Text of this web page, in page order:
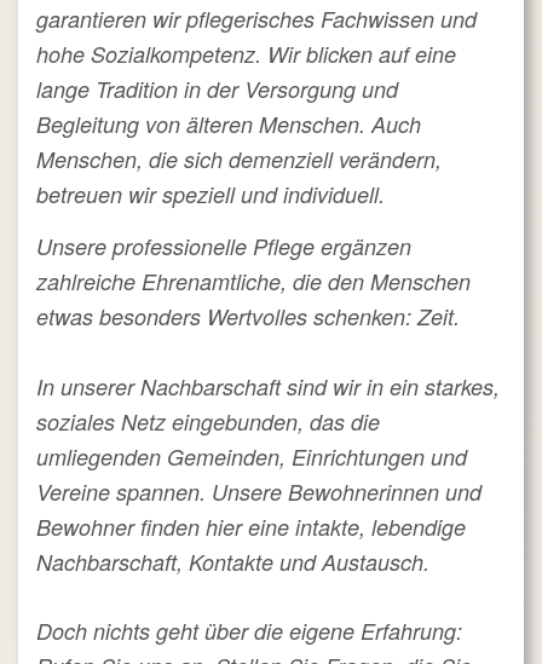
garantieren wir pflegerisches Fachwissen und
hohe Sozialkompetenz. Wir blicken auf eine
lange Tradition in der Versorgung und
Begleitung von älteren Menschen. Auch
Menschen, die sich demenziell verändern,
betreuen wir speziell und individuell.
Unsere professionelle Pflege ergänzen
zahlreiche Ehrenamtliche, die den Menschen
etwas besonders Wertvolles schenken: Zeit.
In unserer Nachbarschaft sind wir in ein starkes,
soziales Netz eingebunden, das die
umliegenden Gemeinden, Einrichtungen und
Vereine spannen. Unsere Bewohnerinnen und
Bewohner finden hier eine intakte, lebendige
Nachbarschaft, Kontakte und Austausch.
Doch nichts geht über die eigene Erfahrung: